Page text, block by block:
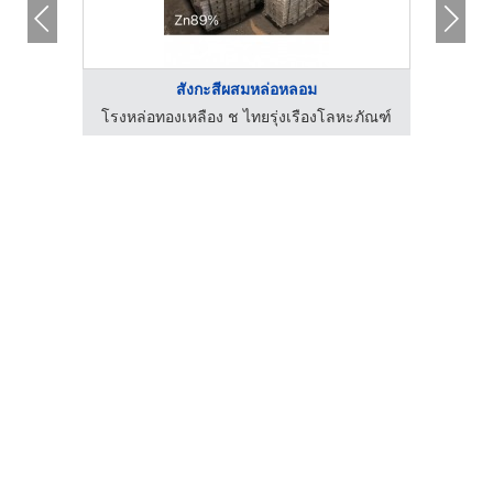
สังกะสีผสมหล่อหลอม
โรงหล่อทองเหลือง ช ไทยรุ่งเรืองโลหะภัณฑ์